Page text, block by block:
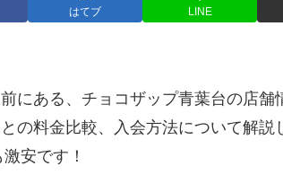
はてブ LINE
にある、チョコザップ青葉台の店舗
の料金比較、入会方法について解説
安です！